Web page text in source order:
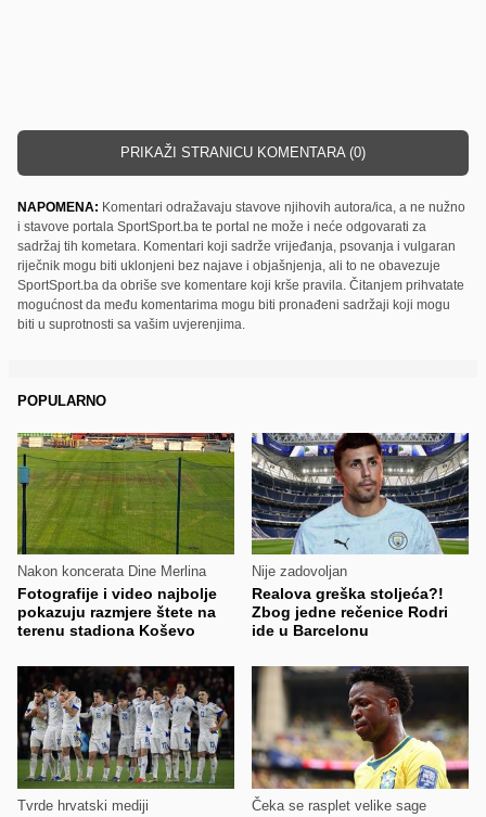
PRIKAŽI STRANICU KOMENTARA (0)
NAPOMENA: Komentari odražavaju stavove njihovih autora/ica, a ne nužno
i stavove portala SportSport.ba te portal ne može i neće odgovarati za
sadržaj tih kometara. Komentari koji sadrže vrijeđanja, psovanja i vulgaran
riječnik mogu biti uklonjeni bez najave i objašnjenja, ali to ne obavezuje
SportSport.ba da obriše sve komentare koji krše pravila. Čitanjem prihvatate
mogućnost da među komentarima mogu biti pronađeni sadržaji koji mogu
biti u suprotnosti sa vašim uvjerenjima.
POPULARNO
Nakon koncerata Dine Merlina
Fotografije i video najbolje
pokazuju razmjere štete na
terenu stadiona Koševo
Nije zadovoljan
Realova greška stoljeća?!
Zbog jedne rečenice Rodri
ide u Barcelonu
Tvrde hrvatski mediji Čeka se rasplet velike sage